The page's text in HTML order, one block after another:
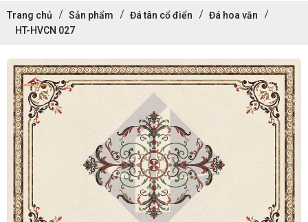
Trang chủ Sản phẩm Đá tân cổ điển
Đá hoa văn
HT-HVCN 027